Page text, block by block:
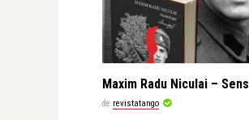
Maxim Radu Niculai – Sens
de revistatango